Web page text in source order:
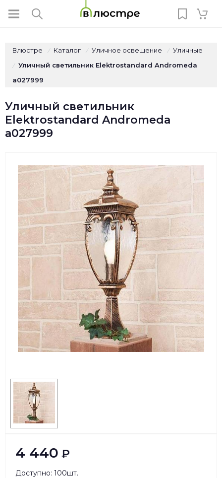
Влюстре / Каталог / Уличное освещение / Уличные
/
Уличный светильник Elektrostandard Andromeda
a027999
Уличный светильник
Elektrostandard Andromeda
a027999
4 440 ₽
Доступно: 100шт.